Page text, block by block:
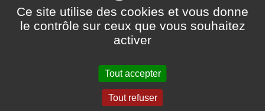
Degré de pollution
Modéré
Applications
Rotations à forte pollution
NBR 70 - 75 Shore A
Ce site utilise des cookies et vous donne
le contrôle sur ceux que vous souhaitez
activer
Tout accepter
Tout refuser